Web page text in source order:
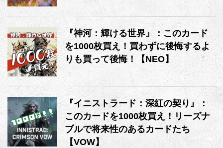
『神河：輝ける世界』：このカード
を1000枚買え！買わずに後悔するよ
りも買って後悔！【NEO】
『イニストラード：深紅の契り』：
このカードを1000枚買え！リーズナ
ブルで将来性のあるカードたち
【VOW】